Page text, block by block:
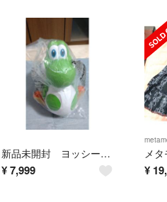
新品未開封 ヨッシー ポップコーンバケツ
¥7,999 ¥